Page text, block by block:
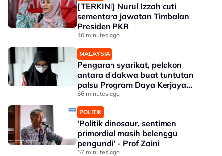
[TERKINI] Nurul Izzah cuti
sementara jawatan Timbalan
Presiden PKR
46 minutes ago
MALAYSIA
Pengarah syarikat, pelakon
antara didakwa buat tuntutan
palsu Program Daya Kerjaya
Perkeso
56 minutes ago
POLITIK
'Politik dinosaur, sentimen
primordial masih belenggu
pengundi' - Prof Zaini
57 minutes ago